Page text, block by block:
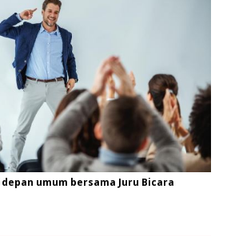
umum bersama Juru Bicara